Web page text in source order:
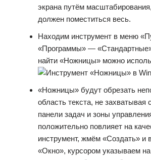
экрана путём
должен поместиться весь.
Находим инструмент в меню
«Программы» —
найти «Ножницы» можно
«Ножницы» будут обрезать
область текста, не захватывая
панели задач и зоны
положительно повлияет на
инструмент, жмём «Создать»
«Окно», курсором указываем